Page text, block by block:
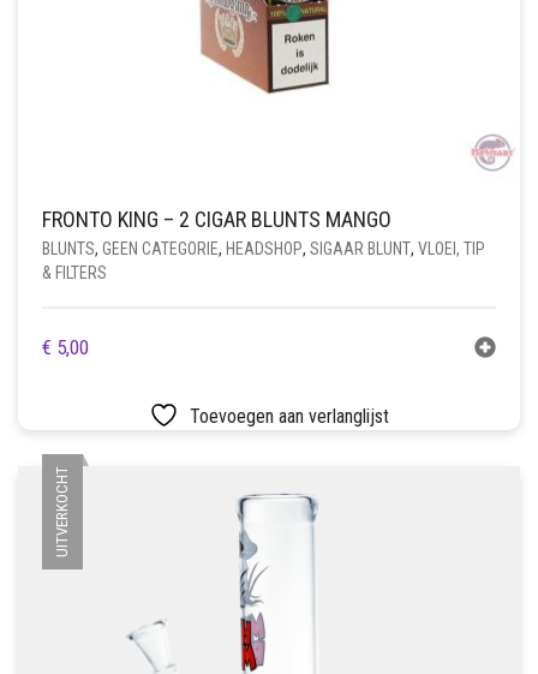
FRONTO KING – 2 CIGAR BLUNTS MANGO
BLUNTS, GEEN CATEGORIE, HEADSHOP, SIGAAR BLUNT, VLOEI, TIP
& FILTERS
€ 5,00
Toevoegen aan verlanglijst
UITVERKOCHT